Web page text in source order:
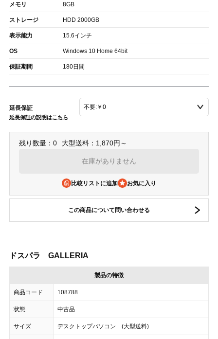
メモリ 8GB
ストレージ HDD 2000GB
表示能力 15.6インチ
OS Windows 10 Home 64bit
保証期間 180日間
延長保証
延長保証の説明はこちら
残り数量：0 大型送料：1,870円～
在庫がありません
比較リストに追加
この商品について問い合わせる
ドスパラ GALLERIA
製品の特徴
商品コード 108788
状態 中古品
サイズ デスクトップパソコン (大型送料)